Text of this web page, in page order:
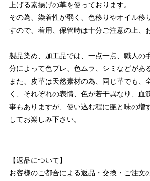
上げる素揚げの革を使っております。
その為、染着性が弱く、色移りやオイル移
すので、着用、保管時は十分ご注意の上、
製品染め、加工品では、一点一点、職人の
分によって色ブレ、色ムラ、シミなどがあ
また、皮革は天然素材の為、同じ革でも、
く、それぞれの表情、色が若干異なり、血
事もありますが、使い込む程に艶と味の増
してお楽しみ下さい。
【返品について】
お客様のご都合による返品・交換・ご注文